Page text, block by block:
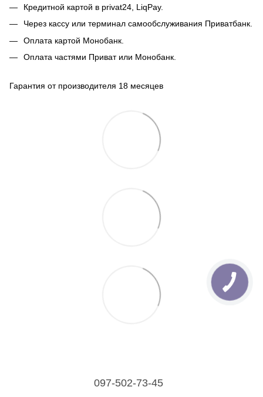
Кредитной картой в privat24, LiqPay.
Через кассу или терминал самообслуживания Приватбанк.
Оплата картой Монобанк.
Оплата частями Приват или Монобанк.
Гарантия от производителя 18 месяцев
097-502-73-45